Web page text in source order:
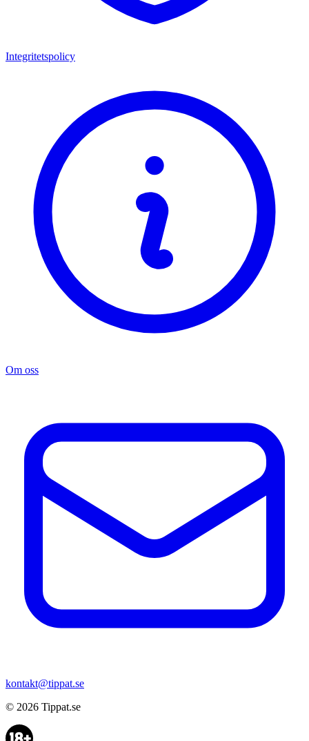
Integritetspolicy
Om oss
kontakt@tippat.se
© 2026 Tippat.se